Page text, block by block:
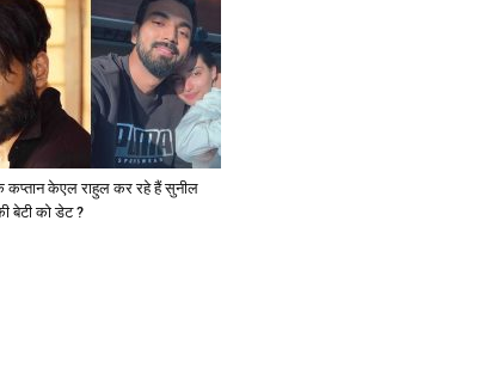
कप्तान केएल राहुल कर रहे हैं सुनील
बेटी को डेट ?